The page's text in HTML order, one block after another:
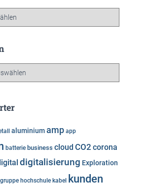
aluminiumamp app
batterie business cloud CO2 corona
digitalisierung Exploration
gruppe hochschule kabel kunden